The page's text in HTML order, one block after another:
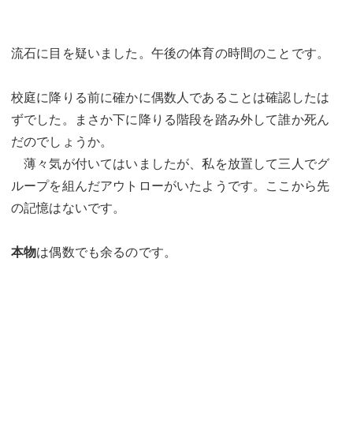
流石に目を疑いました。午後の体育の時間のことです。
校庭に降りる前に確かに偶数人であることは確認したは
ずでした。まさか下に降りる階段を踏み外して誰か死ん
だのでしょうか。
薄々気が付いてはいましたが、私を放置して三人でグ
ループを組んだアウトローがいたようです。ここから先
の記憶はないです。
本物は偶数でも余るのです。